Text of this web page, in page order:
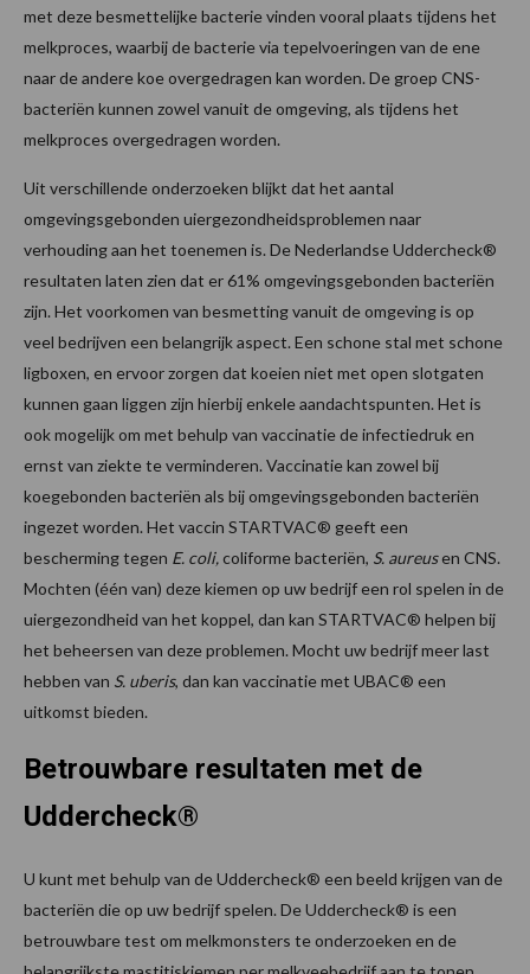
met deze besmettelijke bacterie vinden vooral plaats tijdens het
melkproces, waarbij de bacterie via tepelvoeringen van de ene
naar de andere koe overgedragen kan worden. De groep CNS-
bacteriën kunnen zowel vanuit de omgeving, als tijdens het
melkproces overgedragen worden.
Uit verschillende onderzoeken blijkt dat het aantal
omgevingsgebonden uiergezondheidsproblemen naar
verhouding aan het toenemen is. De Nederlandse Uddercheck®
resultaten laten zien dat er 61% omgevingsgebonden bacteriën
zijn. Het voorkomen van besmetting vanuit de omgeving is op
veel bedrijven een belangrijk aspect. Een schone stal met schone
ligboxen, en ervoor zorgen dat koeien niet met open slotgaten
kunnen gaan liggen zijn hierbij enkele aandachtspunten. Het is
ook mogelijk om met behulp van vaccinatie de infectiedruk en
ernst van ziekte te verminderen. Vaccinatie kan zowel bij
koegebonden bacteriën als bij omgevingsgebonden bacteriën
ingezet worden. Het vaccin STARTVAC® geeft een
bescherming tegen E. coli,coliforme bacteriën, S. aureusen CNS.
Mochten (één van) deze kiemen op uw bedrijf een rol spelen in de
uiergezondheid van het koppel, dan kan STARTVAC® helpen bij
het beheersen van deze problemen. Mocht uw bedrijf meer last
hebben van S. uberis, dan kan vaccinatie met UBAC® een
uitkomst bieden.
Betrouwbare resultaten met de
Uddercheck®
U kunt met behulp van de Uddercheck® een beeld krijgen van de
bacteriën die op uw bedrijf spelen. De Uddercheck® is een
betrouwbare test om melkmonsters te onderzoeken en de